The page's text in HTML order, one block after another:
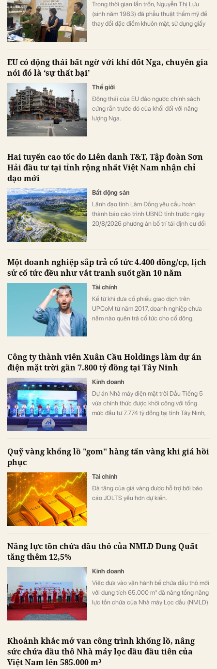
Trong thời gian lẩn trốn, Nguyễn Thị Lựu
(sinh năm 1983) đã phẫu thuật thẩm mỹ để
thay đổi đặc điểm khuôn mặt, sử dụng giấy
tìm, lực lượng công an đã phát hiện và bắt
EU có động thái bất ngờ với khí đốt Nga, chuyên gia
nói đó là ‘sự thất bại’
Thế giới
Động thái của EU đảo ngược chính sách
cứng rắn trước đó của khối đối với năng
lượng Nga.
Hai tuyến cao tốc do Liên danh T&T, Tập đoàn Sơn
Hải đầu tư tại tỉnh rộng nhất Việt Nam nhận chỉ
đạo mới
Bất động sản
Lãnh đạo tỉnh Lâm Đồng yêu cầu hoàn
thành báo cáo trình UBND tỉnh trước ngày
20/8/2026 phương án bố trí tái định cư đối
Một doanh nghiệp sắp trả cổ tức 4.400 đồng/cp, lịch
sử cổ tức đều như vắt tranh suốt gần 10 năm
Tài chính
Kể từ khi đưa cổ phiếu giao dịch trên
UPCoM từ năm 2017, doanh nghiệp chưa
năm nào quên trả cổ tức cho cổ đông.
Công ty thành viên Xuân Cầu Holdings làm dự án
điện mặt trời gần 7.800 tỷ đồng tại Tây Ninh
Kinh doanh
Dự án Nhà máy điện mặt trời Dầu Tiếng 5
vừa chính thức được khởi công với tổng
mức đầu tư 7.774 tỷ đồng tạị tỉnh Tây Ninh,
Quỹ vàng khổng lồ "gom" hàng tấn vàng khi giá hồi
phục
Tài chính
Đà tăng của giá vàng được hỗ trợ bởi báo
cáo JOLTS yếu hơn dự kiến.
Năng lực tồn chứa dầu thô của NMLD Dung Quất
tăng thêm 12,5%
Kinh doanh
Việc đưa vào vận hành bể chứa dầu thô mới
với dung tích 65.000 m³ đã nâng tổng năng
lực tồn chứa của Nhà máy Lọc dầu (NMLD)
chứa dầu thô của NMLD Dung Quất mà
còn nâng cao khả năng chủ động nguồn
nguyên liệu, tăng tính linh hoạt trong chế
Khoảnh khắc mở van công trình khổng lồ, nâng
sức chứa dầu thô Nhà máy lọc dầu đầu tiên của
Việt Nam lên 585.000 m³